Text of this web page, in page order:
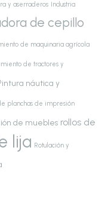
y aserraderos Industria
de cepillo
de maquinaria agrícola
de tractores y
náutica y
planchas de impresión
de muebles rollos de
lija Rotulación y